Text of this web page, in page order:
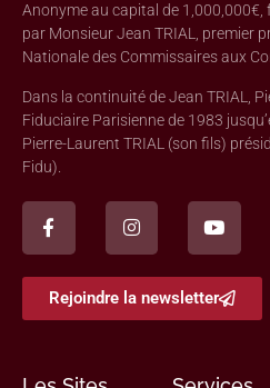
Anonyme au capital de 1,000,000€,
par Monsieur Jean TRIAL, premier
Nationale des Commissaires aux
Dans la continuité de Jean TRIAL,
Fiduciaire Parisienne de 1983
Pierre-Laurent TRIAL (son fils)
Fidu).
Rejoindre la newsletter